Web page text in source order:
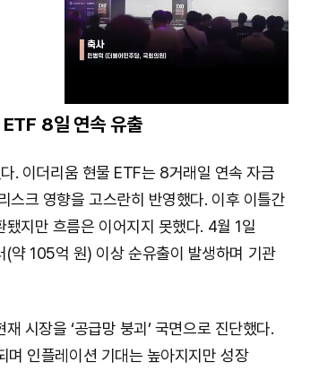
M
u
8일 연속 유출
. 이더리움 현물 ETF는 8거래일 연속 자금
스크 영향을 고스란히 반영했다. 이후 이틀간
지만 흐름은 이어지지 못했다. 4월 1일
약 105억 원) 이상 순유출이 발생하며 기관
시장을 ‘공급망 붕괴’ 국면으로 진단했다.
며 인플레이션 기대는 높아지지만 성장